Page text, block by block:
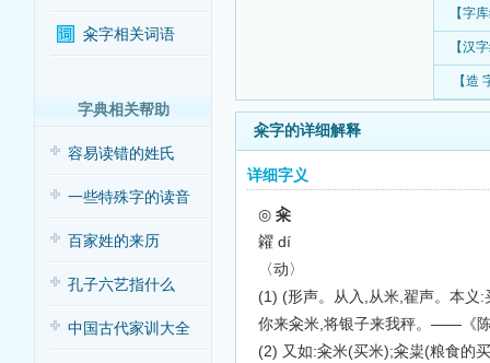
籴字相关词语
字典相关帮助
容易读错的姓氏
一些特殊字的读音
百家姓的来历
孔子六艺指什么
中国古代家训大全
【字
【汉
【造
籴字的详细解释
详细字义
◎ 籴
糴 dí
〈动〉
(1) (形声。从入,从米,翟声。本义
你来籴米,将银子来我秤。——《
(2) 又如:籴米(买米);籴粜(粮食的